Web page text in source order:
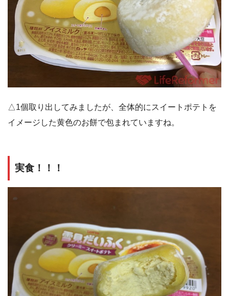
△1個取り出してみましたが、全体的にスイートポテトを
イメージした黄色のお餅で包まれていますね。
実食！！！